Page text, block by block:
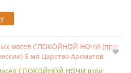
СПОКОЙНОЙ НОЧИ (при